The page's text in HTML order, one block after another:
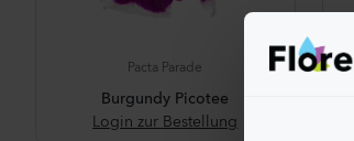
Pacta Parade
Burgundy Picotee
Login zur Bestellung